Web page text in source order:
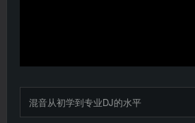
混音从初学到专业DJ的水平